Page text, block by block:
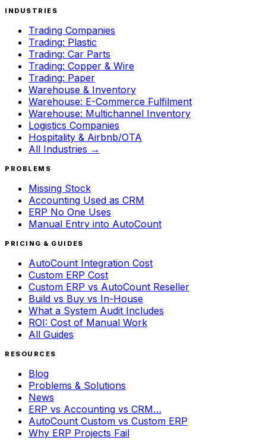
INDUSTRIES
Trading Companies
Trading: Plastic
Trading: Car Parts
Trading: Copper & Wire
Trading: Paper
Warehouse & Inventory
Warehouse: E-Commerce Fulfilment
Warehouse: Multichannel Inventory
Logistics Companies
Hospitality & Airbnb/OTA
All Industries →
PROBLEMS
Missing Stock
Accounting Used as CRM
ERP No One Uses
Manual Entry into AutoCount
PRICING & GUIDES
AutoCount Integration Cost
Custom ERP Cost
Custom ERP vs AutoCount Reseller
Build vs Buy vs In-House
What a System Audit Includes
ROI: Cost of Manual Work
All Guides
RESOURCES
Blog
Problems & Solutions
News
ERP vs Accounting vs CRM…
AutoCount Custom vs Custom ERP
Why ERP Projects Fail